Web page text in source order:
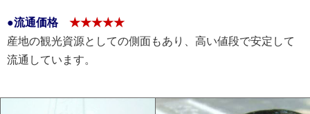
●流通価格
★★★★★
産地の観光資源としての側面もあり、高い値段で安定して
流通しています。